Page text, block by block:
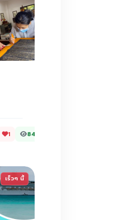
1 849
เร็วๆ นี้